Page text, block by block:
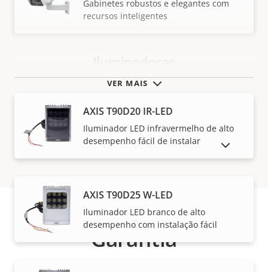
VER MAIS
Gabinetes robustos e elegantes com
recursos inteligentes
AXIS T90D20 IR-LED
Iluminador LED infravermelho de alto
desempenho fácil de instalar
AXIS T90D25 W-LED
Iluminador LED branco de alto
desempenho com instalação fácil
MOSTRAR PRODUTOS DESCONTINUADOS
Garantia